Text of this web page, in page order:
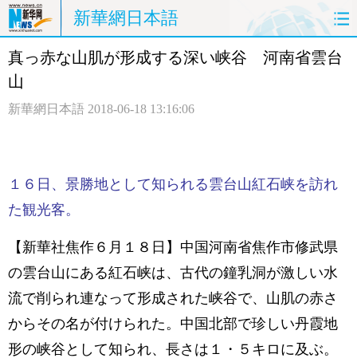
新華網日本語
ホームページ 政治 経済
中日対訳
真っ赤な山肌が形成する深い峡谷 河南省雲台
山
新華網日本語 2018-06-18 13:16:06
１６日、景勝地として知られる雲台山紅石峡を訪れ
た観光客。
【新華社焦作６月１８日】中国河南省焦作市修武県
の雲台山にある紅石峡は、古代の鐘乳洞が激しい水
流で削られ連なって形成された峡谷で、山肌の赤さ
からその名が付けられた。中国北部で珍しい丹霞地
形の峡谷として知られ、長さは１・５キロに及ぶ。